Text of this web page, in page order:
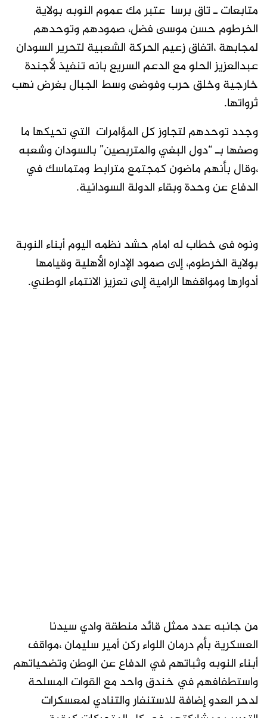
متابعات ـ تاق برسا عتبر مك عموم النوبه بولاية
الخرطوم حسن موسى فضل، صمودهم وتوحدهم
لمجابهة ،اتفاق زعيم الحركة الشعبية لتحرير السودان
عبدالعزيز الحلو مع الدعم السريع بانه تنفيذ لأجندة
خارجية وخلق حرب وفوضى وسط الجبال بغرض نهب
ثرواتها.
وجدد توحدهم لتجاوز كل المؤامرات التي تحيكها ما
وصفها بـ “دول البغي والمتربصين” بالسودان وشعبه
،وقال بأنهم ماضون كمجتمع مترابط ومتماسك في
الدفاع عن وحدة وبقاء الدولة السودانية.
ونوه فى خطاب له امام حشد نظمه اليوم أبناء النوبة
بولاية الخرطوم، إلى صمود الإداره الأهلية وقيامها
أدوارها ومواقفها الرامية إلى تعزيز الانتماء الوطني.
من جانبه عدد ممثل قائد منطقة وادي سيدنا
العسكرية بأم درمان اللواء ركن أمير سليمان ،مواقف
أبناء النوبه وثباتهم في الدفاع عن الوطن وتضحياتهم
واستطفافهم في خندق واحد مع القوات المسلحة
لدحر العدو إضافة للاستنفار والتنادي لمعسكرات